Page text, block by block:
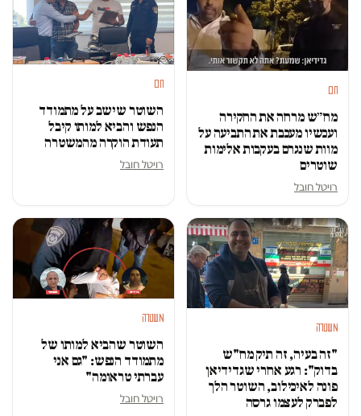
חם
מח״ש מרחה את החקירה
ועכשיו מעכבת את התביעה על
מוות שנגרם בעקבות אלימות
שוטרים
רויטל חובל
חם
השוטר שישב על מתמודד
הנפש והביא למותו קיבל
תעודת הוקרה מהמשטרה
רויטל חובל
משטרה
"זה בעיה, זה תיק מח"ש
בדוק": רגע אחרי שגדידיאן
פונה לאיכילוב, השוטר הלך
לפברק לעצמו גרסה
משטרה
השוטר שהביא למותו של
מתמודד הנפש: "גם אני
עברתי טראומה"
רויטל חובל